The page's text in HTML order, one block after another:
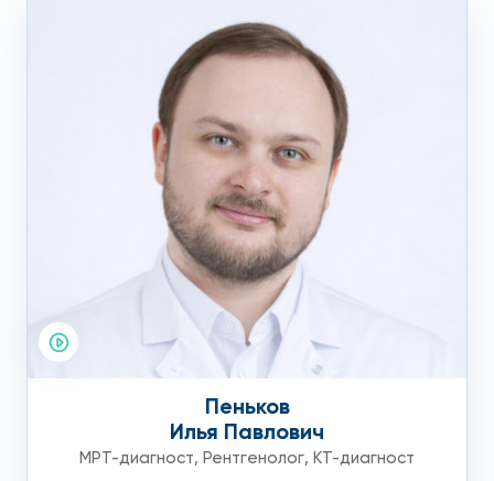
Пеньков
Илья Павлович
МРТ-диагност, Рентгенолог, КТ-диагност